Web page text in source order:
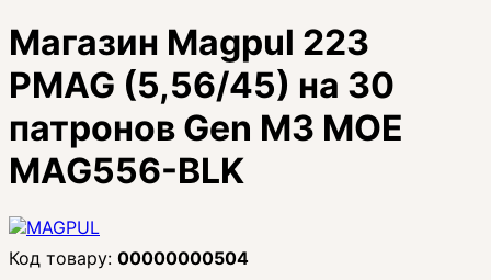
Магазин Magpul 223
PMAG (5,56/45) на 30
патронов Gen M3 MOE
MAG556-BLK
00000000504